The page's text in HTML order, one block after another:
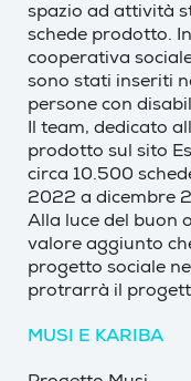
spazio ad attività
schede prodotto.
cooperativa
sono stati inseriti
persone con
Il team, dedicato
prodotto sul sito
circa 10.500
2022 a dicembre
Alla luce del buon
valore aggiunto
progetto sociale
protrarrà il
MUSI E KARIBA